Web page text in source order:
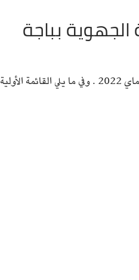
بباجة
تنعقد الجلسة العامة الانتخابية للهيئة الجهوية لعمادة المهندسين بباجة يوم السبت 07 ماي 2022 . وفي ما يلي القائمة الأولية